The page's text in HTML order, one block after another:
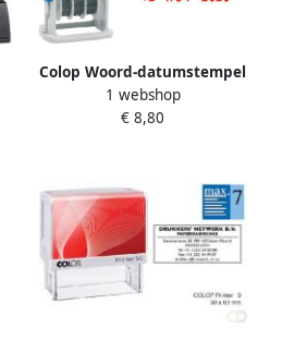
Colop Woord-datumstempel
S160O ontvangen
1 webshop
€ 8,80